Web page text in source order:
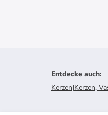
Entdecke auch:
Kerzen|Kerzen,